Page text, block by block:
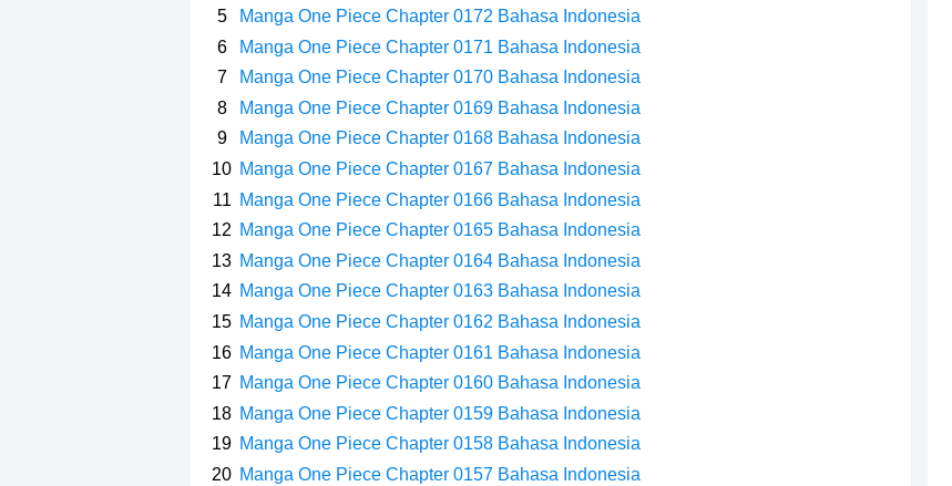
7 Fakta Queen One Piece, All Star Yang Jadi Penanggung Jawab Penjara Udon
Resep Martabak Manis, Cemilan Enak Yang Memiliki Nama Lain Terang Bulan
Manga One Piece Chapter 0172 Bahasa Indonesia
Manga One Piece Chapter 0171 Bahasa Indonesia
Manga One Piece Chapter 0170 Bahasa Indonesia
Manga One Piece Chapter 0169 Bahasa Indonesia
Manga One Piece Chapter 0168 Bahasa Indonesia
Manga One Piece Chapter 0167 Bahasa Indonesia
Manga One Piece Chapter 0166 Bahasa Indonesia
Manga One Piece Chapter 0165 Bahasa Indonesia
Manga One Piece Chapter 0164 Bahasa Indonesia
Manga One Piece Chapter 0163 Bahasa Indonesia
Manga One Piece Chapter 0162 Bahasa Indonesia
Manga One Piece Chapter 0161 Bahasa Indonesia
Manga One Piece Chapter 0160 Bahasa Indonesia
Manga One Piece Chapter 0159 Bahasa Indonesia
Manga One Piece Chapter 0158 Bahasa Indonesia
Manga One Piece Chapter 0157 Bahasa Indonesia